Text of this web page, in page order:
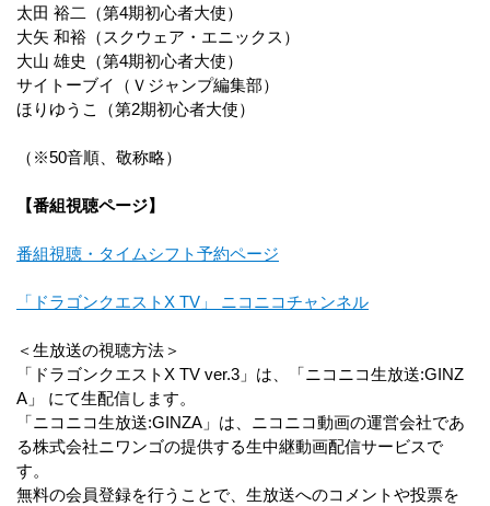
太田 裕二（第4期初心者大使）
大矢 和裕（スクウェア・エニックス）
大山 雄史（第4期初心者大使）
サイトーブイ（Ｖジャンプ編集部）
ほりゆうこ（第2期初心者大使）
（※50音順、敬称略）
【番組視聴ページ】
番組視聴・タイムシフト予約ページ
「ドラゴンクエストX TV」 ニコニコチャンネル
＜生放送の視聴方法＞
「ドラゴンクエストX TV ver.3」は、「ニコニコ生放送:GINZ
A」 にて生配信します。
「ニコニコ生放送:GINZA」は、ニコニコ動画の運営会社であ
る株式会社ニワンゴの提供する生中継動画配信サービスで
す。
無料の会員登録を行うことで、生放送へのコメントや投票を